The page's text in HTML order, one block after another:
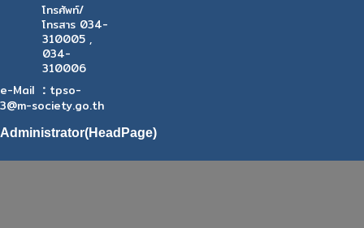
โทรศัพท์/
โทรสาร 034-
310005 ,
034-
310006
e-Mail : tpso-
3@m-society.go.th
Administrator(HeadPage)